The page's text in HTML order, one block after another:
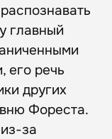
главный
его речь
других
Фореста.
за